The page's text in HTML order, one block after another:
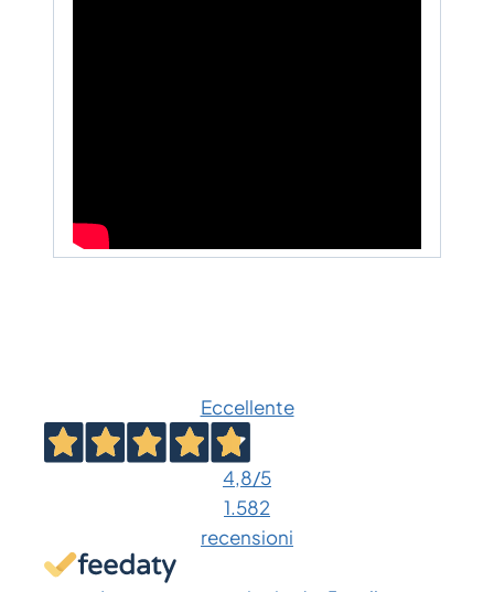
Eccellente
4,8/5
1.582
recensioni